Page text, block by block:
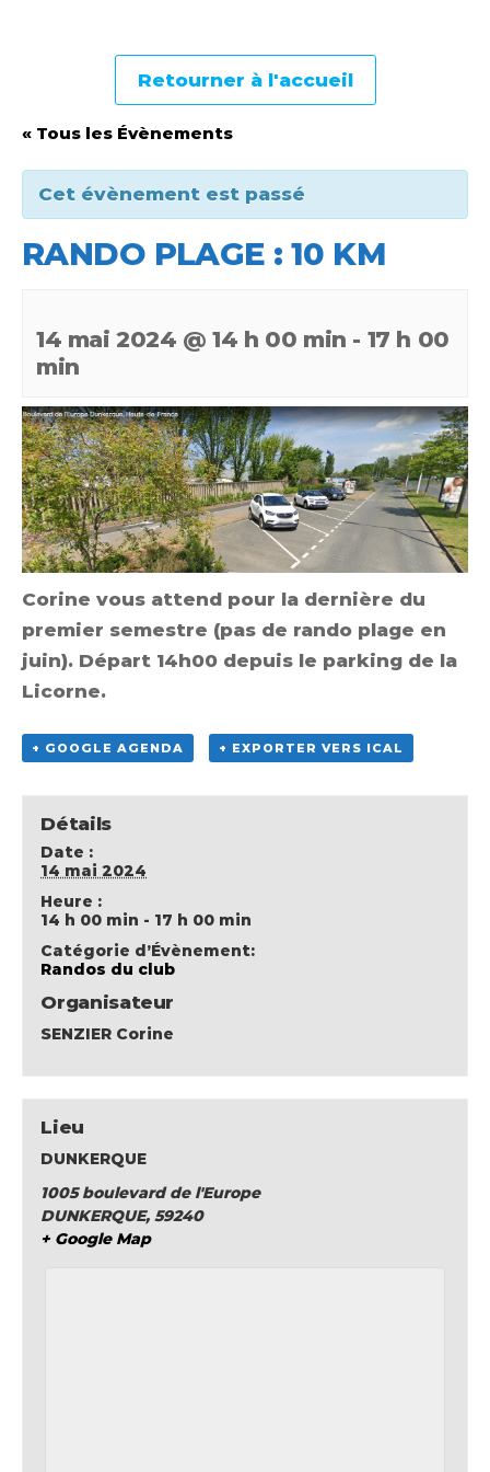
Retourner à l'accueil
« Tous les Évènements
Cet évènement est passé
RANDO PLAGE : 10 KM
14 mai 2024 @ 14 h 00 min - 17 h 00
min
Corine vous attend pour la dernière du
premier semestre (pas de rando plage en
juin). Départ 14h00 depuis le parking de la
Licorne.
+ GOOGLE AGENDA + EXPORTER VERS ICAL
Détails
Date :
14 mai 2024
Heure :
14 h 00 min - 17 h 00 min
Catégorie d’Évènement:
Randos du club
Organisateur
SENZIER Corine
Lieu
DUNKERQUE
1005 boulevard de l'Europe
DUNKERQUE, 59240
+ Google Map